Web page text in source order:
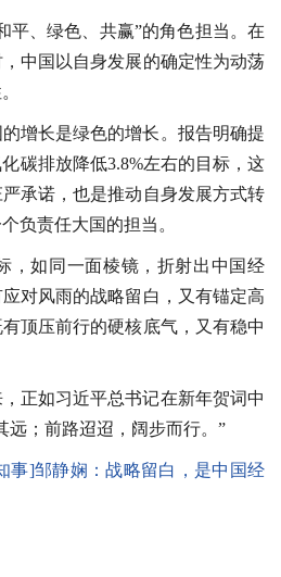
平、绿色、共赢”的角色担当。在
中国以自身发展的确定性为动荡
增长是绿色的增长。报告明确提
碳排放降低3.8%左右的目标，这
承诺，也是推动自身发展方式转
负责任大国的担当。
，如同一面棱镜，折射出中国经
对风雨的战略留白，又有锚定高
顶压前行的硬核底气，又有稳中
正如习近平总书记在新年贺词中
远；前路迢迢，阔步而行。”
事]邹静娴：战略留白，是中国经